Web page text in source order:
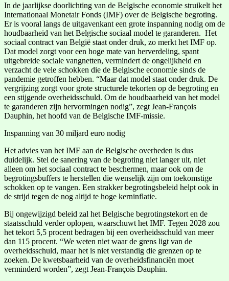
In de jaarlijkse doorlichting van de Belgische economie struikelt het
Internationaal Monetair Fonds (IMF) over de Belgische begroting.
Er is vooral langs de uitgavenkant een grote inspanning nodig om de
houdbaarheid van het Belgische sociaal model te garanderen. Het
sociaal contract van België staat onder druk, zo merkt het IMF op.
Dat model zorgt voor een hoge mate van herverdeling, spant
uitgebreide sociale vangnetten, vermindert de ongelijkheid en
verzacht de vele schokken die de Belgische economie sinds de
pandemie getroffen hebben. “Maar dat model staat onder druk. De
vergrijzing zorgt voor grote structurele tekorten op de begroting en
een stijgende overheidsschuld. Om de houdbaarheid van het model
te garanderen zijn hervormingen nodig”, zegt Jean-François
Dauphin, het hoofd van de Belgische IMF-missie.
Inspanning van 30 miljard euro nodig
Het advies van het IMF aan de Belgische overheden is dus
duidelijk. Stel de sanering van de begroting niet langer uit, niet
alleen om het sociaal contract te beschermen, maar ook om de
begrotingsbuffers te herstellen die wenselijk zijn om toekomstige
schokken op te vangen. Een strakker begrotingsbeleid helpt ook in
de strijd tegen de nog altijd te hoge kerninflatie.
Bij ongewijzigd beleid zal het Belgische begrotingstekort en de
staatsschuld verder oplopen, waarschuwt het IMF. Tegen 2028 zou
het tekort 5,5 procent bedragen bij een overheidsschuld van meer
dan 115 procent. “We weten niet waar de grens ligt van de
overheidsschuld, maar het is niet verstandig die grenzen op te
zoeken. De kwetsbaarheid van de overheidsfinanciën moet
verminderd worden”, zegt Jean-François Dauphin.